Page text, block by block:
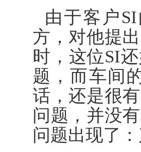
由于客户
方，对他提
时，这位SI
题，而车间
话，还是很
问题，并没
问题出现了